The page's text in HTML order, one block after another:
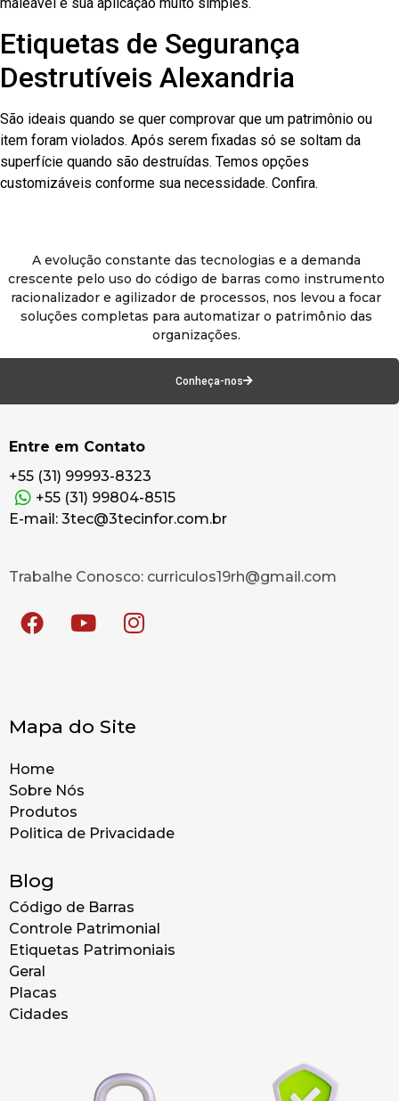
Etiquetas de Segurança
Destrutíveis Alexandria
São ideais quando se quer comprovar que um patrimônio ou
item foram violados. Após serem fixadas só se soltam da
superfície quando são destruídas. Temos opções
customizáveis conforme sua necessidade. Confira.
A evolução constante das tecnologias e a demanda
crescente pelo uso do código de barras como instrumento
racionalizador e agilizador de processos, nos levou a focar
soluções completas para automatizar o patrimônio das
organizações.
Conheça-nos
Entre em Contato
+55 (31) 99993-8323
+55 (31) 99804-8515
E-mail: 3tec@3tecinfor.com.br
Trabalhe Conosco: curriculos19rh@gmail.com
Mapa do Site
Home
Sobre Nós
Produtos
Politica de Privacidade
Blog
Código de Barras
Controle Patrimonial
Etiquetas Patrimoniais
Geral
Placas
Cidades